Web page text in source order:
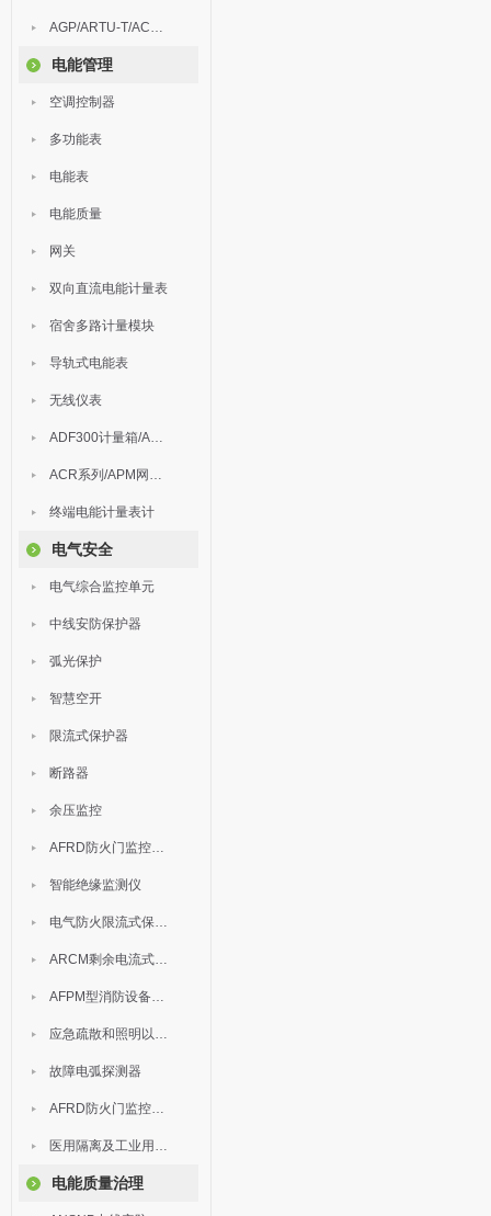
AGP/ARTU-T/ACM/ADDC
电能管理
空调控制器
多功能表
电能表
电能质量
网关
双向直流电能计量表
宿舍多路计量模块
导轨式电能表
无线仪表
ADF300计量箱/AEW无线计量
ACR系列/APM网络电力仪表
终端电能计量表计
电气安全
电气综合监控单元
中线安防保护器
弧光保护
智慧空开
限流式保护器
断路器
余压监控
AFRD防火门监控模块
智能绝缘监测仪
电气防火限流式保护器
ARCM剩余电流式电气火灾监控装置
AFPM型消防设备电源监控系统
应急疏散和照明以及灯具
故障电弧探测器
AFRD防火门监控系统
医用隔离及工业用电绝缘检测
电能质量治理